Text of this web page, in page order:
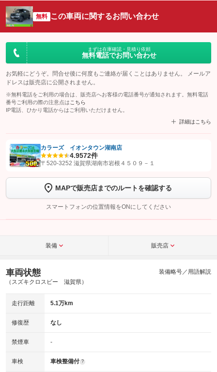
無料 この車両に関するお問い合わせ
まずは在庫確認・見積り依頼
無料電話でお問い合わせ
お気軽にどうぞ。問合せ後に何度もご連絡が届くことはありません。 メールア
ドレスは販売店に公開されません。
※無料電話をご利用の場合は、販売店へお客様の電話番号が通知されます。無料電話
番号ご利用の際の注意点は こちら
IP電話、ひかり電話からはご利用いただけません。
詳細はこちら
【STEP1】認証画面でグーネットを友だち追加してから「許可する」ボタンを押
トーク画面で
ボタンをタップして問い合わせを
完了してください。
こちら
カラーズ イオンタウン湖南店
4.9572件
〒520-3252 滋賀県湖南市岩根４５０９－１
MAPで販売店までのルートを確認する
スマートフォンの位置情報をONにしてください
装備 販売店
車両状態
（スズキクロスビー 滋賀県）
装備略号／用語解説
走行距離 5.1万km
修復歴 なし
禁煙車 -
車検 車検整備付 ?